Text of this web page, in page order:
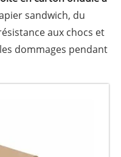
sandwich, du
aux chocs et
dommages pendant